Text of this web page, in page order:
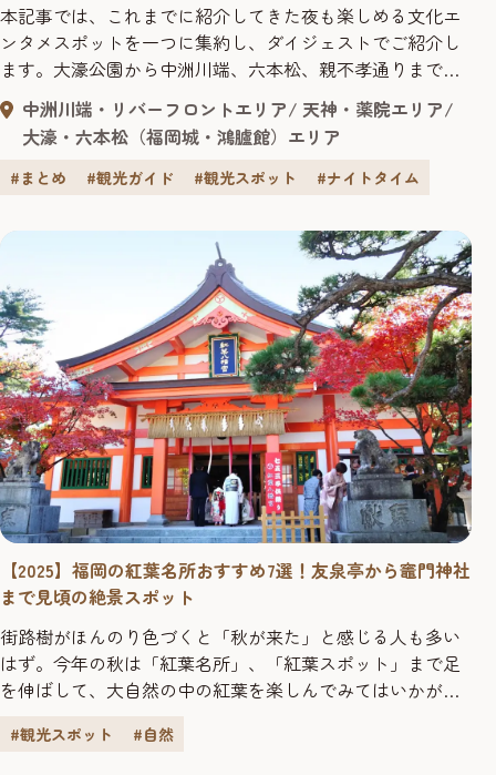
本記事では、これまでに紹介してきた夜も楽しめる文化エ
ンタメスポットを一つに集約し、ダイジェストでご紹介し
ます。大濠公園から中洲川端、六本松、親不孝通りまで、
福岡の夜を歩きながら巡る、“体験型のナイトガイド”とし
ても活用できます。 美術館で静かな夜を過ごすのもよし、
圧巻のショーに心を揺さぶられるのもよし、ローカルアイ
ドルの一体感に飛び込むのもよし。観光で訪れる人も、地
中洲川端・リバーフロントエリア
天神・薬院エリア
大濠・六本松（福岡城・鴻臚館）エリア
#まとめ #観光ガイド #観光スポット #ナイトタイム
【2025】福岡の紅葉名所おすすめ7選！友泉亭から竈門神社
まで見頃の絶景スポット
街路樹がほんのり色づくと「秋が来た」と感じる人も多い
はず。今年の秋は「紅葉名所」、「紅葉スポット」まで足
を伸ばして、大自然の中の紅葉を楽しんでみてはいかがで
す。 わび・さびを楽しみながら紅葉鑑賞ができる「友泉亭
#観光スポット #自然